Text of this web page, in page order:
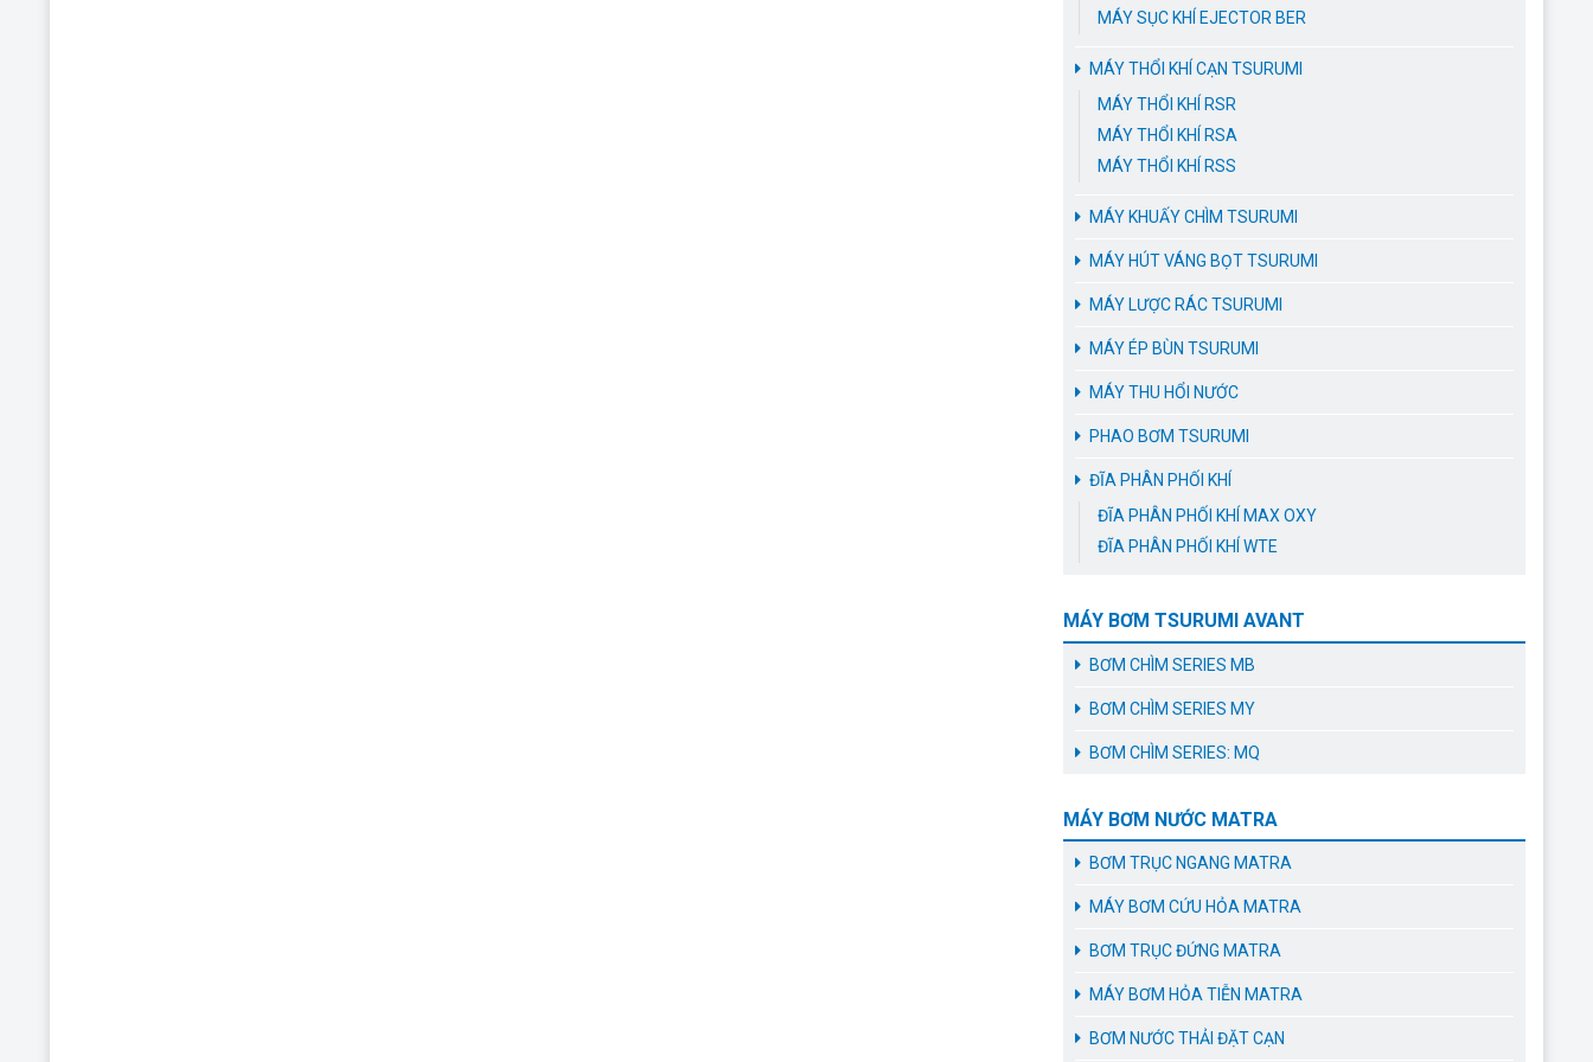
MÁY SỤC KHÍ EJECTOR BER
MÁY THỔI KHÍ CẠN TSURUMI
MÁY THỔI KHÍ RSR
MÁY THỔI KHÍ RSA
MÁY THỔI KHÍ RSS
MÁY KHUẤY CHÌM TSURUMI
MÁY HÚT VÁNG BỌT TSURUMI
MÁY LƯỢC RÁC TSURUMI
MÁY ÉP BÙN TSURUMI
MÁY THU HỔI NƯỚC
PHAO BƠM TSURUMI
ĐĨA PHÂN PHỐI KHÍ
ĐĨA PHÂN PHỐI KHÍ MAX OXY
ĐĨA PHÂN PHỐI KHÍ WTE
MÁY BƠM TSURUMI AVANT
BƠM CHÌM SERIES MB
BƠM CHÌM SERIES MY
BƠM CHÌM SERIES: MQ
MÁY BƠM NƯỚC MATRA
BƠM TRỤC NGANG MATRA
MÁY BƠM CỨU HỎA MATRA
BƠM TRỤC ĐỨNG MATRA
MÁY BƠM HỎA TIỄN MATRA
BƠM NƯỚC THẢI ĐẶT CẠN